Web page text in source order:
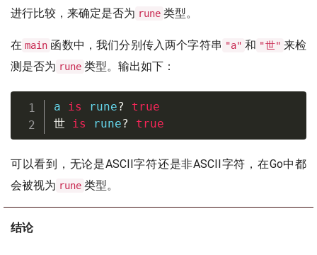
进行比较，来确定是否为 rune 类型。
在 main 函数中，我们分别传入两个字符串 "a" 和 "世" 来检
测是否为 rune 类型。输出如下：
a is rune?
true
世 is rune? true
可以看到，无论是ASCII字符还是非ASCII字符，在Go中都
会被视为 rune 类型。
结论